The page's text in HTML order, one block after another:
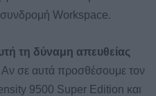
συνδρομή Workspace.
τη δύναμη απευθείας
Αν σε αυτά προσθέσουμε τον
9500 Super Edition και